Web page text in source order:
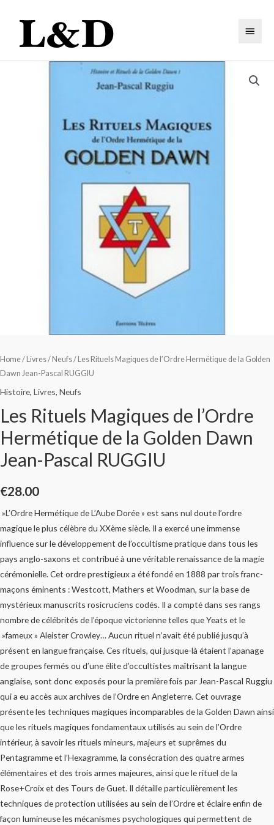
Home/ Livres/ Neufs/ Les Rituels Magiques de l’Ordre Hermétique de la Golden
Dawn Jean-Pascal RUGGIU
Histoire, Livres, Neufs
Les Rituels Magiques de l’Ordre
Hermétique de la Golden Dawn
Jean-Pascal RUGGIU
€28.00
»L’Ordre Hermétique de L’Aube Dorée » est sans nul doute l’ordre
magique le plus célèbre du XXème siècle. Il a exercé une immense
influence sur le développement de l’occultisme pratique dans tous les
pays anglo-saxons et contribué à une véritable renaissance de la magie
cérémonielle. Cet ordre prestigieux a été fondé en 1888 par trois franc-
maçons éminents : Westcott, Mathers et Woodman, sur la base de
mystérieux manuscrits rosicruciens codés. Il a compté dans ses rangs
nombre de célébrités de l’époque victorienne telles que Yeats et le
»fameux » Aleister Crowley… Aucun rituel n’avait été publié jusqu’à
présent en langue française. Ces rituels, qui jusque-là étaient l’apanage
de groupes fermés ou d’une élite d’occultistes maîtrisant la langue
anglaise, sont donc exposés pour la première fois par Jean-Pascal Ruggiu
qui a eu accès aux archives de l’Ordre en Angleterre. Cet ouvrage
présente les techniques magiques incomparables de la Golden Dawn ainsi
que les rituels magiques fondamentaux utilisés au sein de l’Ordre
intérieur, à savoir les rituels mineurs, majeurs et suprêmes du
Pentagramme et l’Hexagramme, la consécration des quatre armes
élémentaires et des trois armes majeures, ainsi que le rituel de la
Rose+Croix et des Tours de Guet. Il détaille particulièrement les
techniques de protection utilisées au sein de l’Ordre et éclaire enfin de
façon lumineuse les mécanismes psychologiques qui permettent de